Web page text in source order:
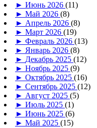
► Июнь 2026 (11)
► Май 2026 (8)
► Апрель 2026 (8)
► Март 2026 (19)
► Февраль 2026 (13)
► Январь 2026 (8)
► Декабрь 2025 (12)
► Ноябрь 2025 (9)
► Октябрь 2025 (16)
► Сентябрь 2025 (12)
► Август 2025 (5)
► Июль 2025 (1)
► Июнь 2025 (6)
► Май 2025 (15)